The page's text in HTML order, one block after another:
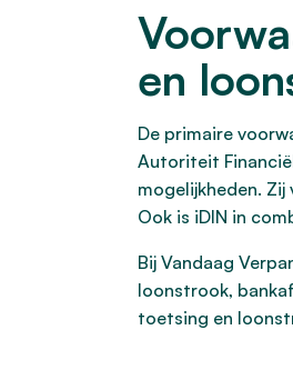
en
De primaire
Autoriteit
mogelijkheden.
Ook is iDIN in
Bij Vandaag
loonstrook,
toetsing en